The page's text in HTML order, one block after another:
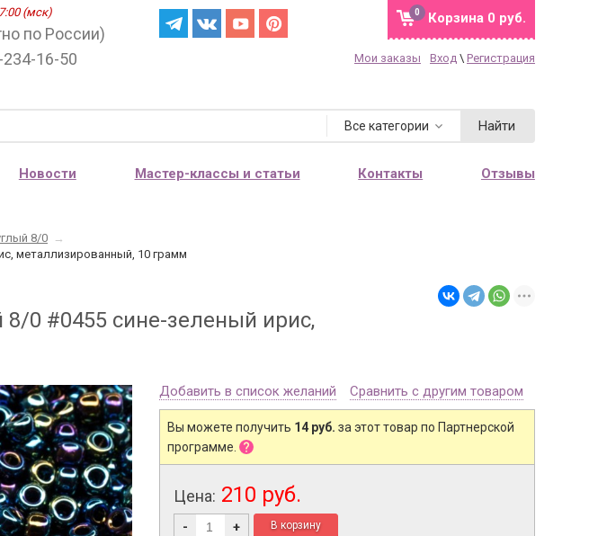
(мск)
по России)
16-50
Корзина 0 руб.
0
Мои заказы Вход \ Регистрация
Все категории Найти
Новости Мастер-классы и статьи Контакты Отзывы
8/0 →
металлизированный, 10 грамм
8/0 #0455 сине-зеленый ирис,
Добавить в список желаний Сравнить с другим товаром
Вы можете получить 14 руб. за этот товар по Партнерской
программе.
Цена: 210 руб.
- +